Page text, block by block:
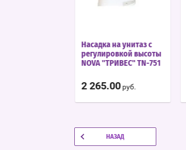
Насадка на унитаз с
регулировкой высоты
NOVA "ТРИВЕС" TN-751
2 265.00руб.
НАЗАД